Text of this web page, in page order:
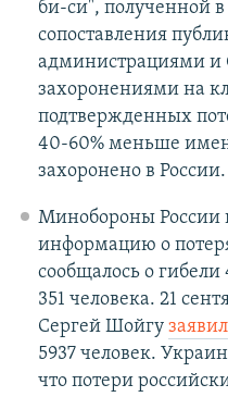
би-си", полученной в
сопоставления
администрациями
захоронениями на
подтвержденных
40-60% меньше
захоронено в России.
Минобороны России
информацию о
сообщалось о гибели
351 человека. 21
Сергей Шойгу заявил
5937 человек.
что потери